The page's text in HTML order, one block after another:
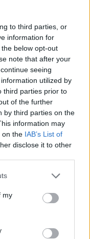
to third parties, or
information for
below opt-out
note that after your
seeing
utilized by
third parties prior to
of the further
by third parties on the
information may
on the IAB’s List of
disclose it to other
my
αναρτηθεί στην
στις 6 Νοεμβρίου
σκοπούς.
εκλιπόντος εκ